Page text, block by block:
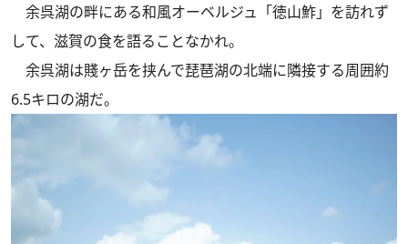
余呉湖の畔にある和風オーベルジュ「徳山鮓」を訪れず
して、滋賀の食を語ることなかれ。
余呉湖は賤ヶ岳を挟んで琵琶湖の北端に隣接する周囲約
6.5キロの湖だ。